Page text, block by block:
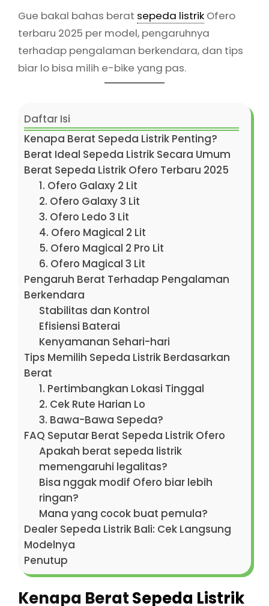
Gue bakal bahas berat sepeda listrik Ofero
terbaru 2025 per model, pengaruhnya
terhadap pengalaman berkendara, dan tips
biar lo bisa milih e-bike yang pas.
Daftar Isi
Kenapa Berat Sepeda Listrik Penting?
Berat Ideal Sepeda Listrik Secara Umum
Berat Sepeda Listrik Ofero Terbaru 2025
1. Ofero Galaxy 2 Lit
2. Ofero Galaxy 3 Lit
3. Ofero Ledo 3 Lit
4. Ofero Magical 2 Lit
5. Ofero Magical 2 Pro Lit
6. Ofero Magical 3 Lit
Pengaruh Berat Terhadap Pengalaman
Berkendara
Stabilitas dan Kontrol
Efisiensi Baterai
Kenyamanan Sehari-hari
Tips Memilih Sepeda Listrik Berdasarkan
Berat
1. Pertimbangkan Lokasi Tinggal
2. Cek Rute Harian Lo
3. Bawa-Bawa Sepeda?
FAQ Seputar Berat Sepeda Listrik Ofero
Apakah berat sepeda listrik
memengaruhi legalitas?
Bisa nggak modif Ofero biar lebih
ringan?
Mana yang cocok buat pemula?
Dealer Sepeda Listrik Bali: Cek Langsung
Modelnya
Penutup
Kenapa BeratSepeda Listrik